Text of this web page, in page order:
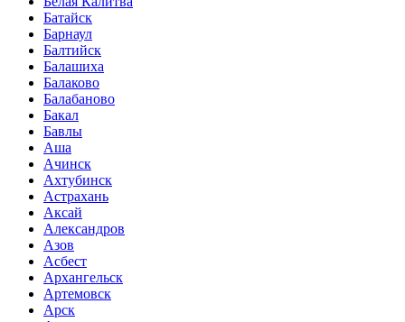
Батайск
Барнаул
Балтийск
Балашиха
Балаково
Балабаново
Бакал
Бавлы
Аша
Ачинск
Ахтубинск
Астрахань
Аксай
Александров
Азов
Асбест
Архангельск
Артемовск
Арск